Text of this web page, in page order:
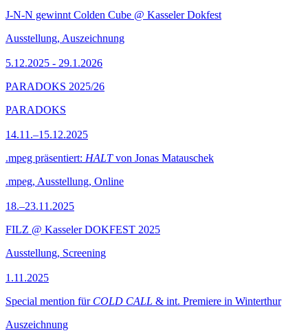
J-N-N gewinnt Colden Cube @ Kasseler Dokfest
Ausstellung, Auszeichnung
5.12.2025 - 29.1.2026
PARADOKS 2025/26
PARADOKS
14.11.–15.12.2025
.mpeg präsentiert: HALTvon Jonas Matauschek
.mpeg, Ausstellung, Online
18.–23.11.2025
FILZ @ Kasseler DOKFEST 2025
Ausstellung, Screening
1.11.2025
Special mention für COLD CALL & int. Premiere in Winterthur
Auszeichnung